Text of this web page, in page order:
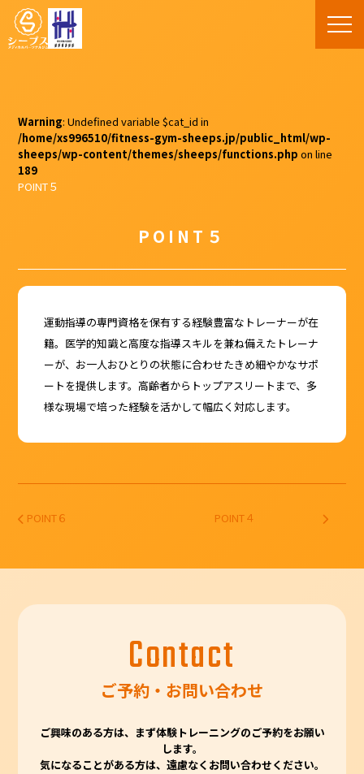
Warning: Undefined variable $cat_id in
/home/xs996510/fitness-gym-sheeps.jp/public_html/wp-
sheeps/wp-content/themes/sheeps/functions.php on line
189
POINT５
POINT５
運動指導の専門資格を保有する経験豊富なトレーナーが在
籍。医学的知識と高度な指導スキルを兼ね備えたトレーナ
ーが、お一人おひとりの状態に合わせたきめ細やかなサポ
ートを提供します。高齢者からトップアスリートまで、多
様な現場で培った経験を活かして幅広く対応します。
POINT６ POINT４
Contact
ご予約・お問い合わせ
ご興味のある方は、まず体験トレーニングのご予約をお願い
します。
気になることがある方は、遠慮なくお問い合わせください。